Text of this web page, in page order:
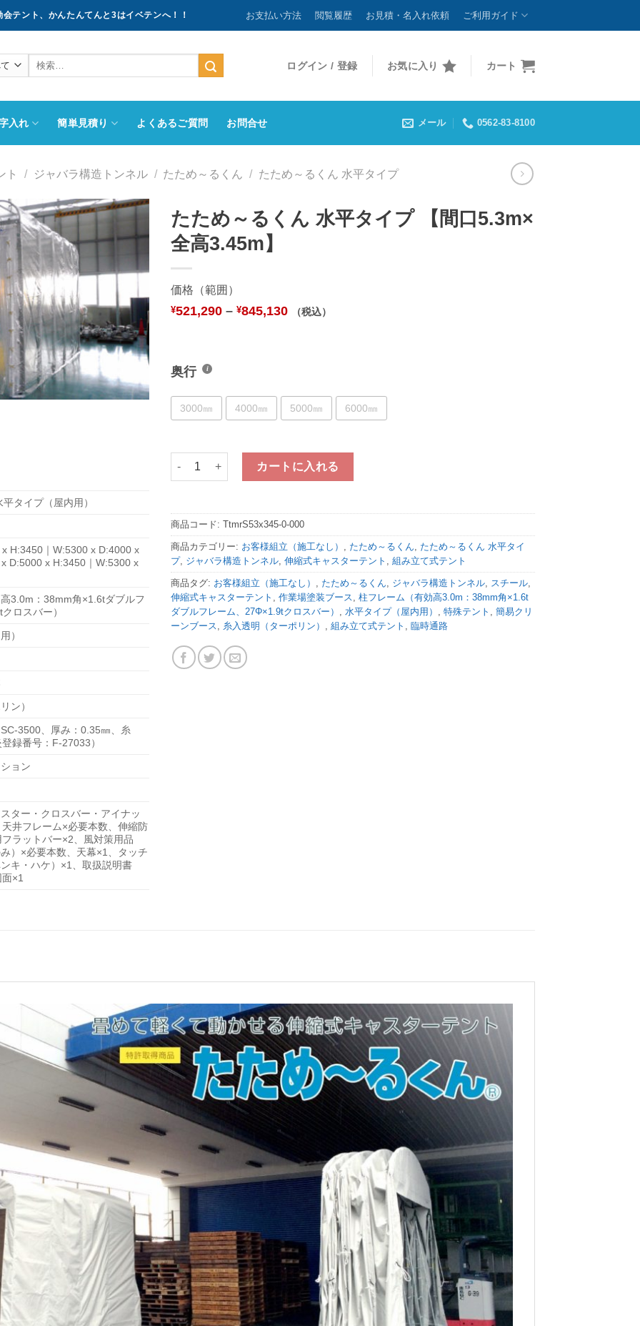
テント、かんたんてんと3はイベテンへ！！ お支払い方法 閲覧履歴 お見積・名入れ依頼 ご利用ガイド
果:
ログイン / 登録 お気に入り カート
入れ 簡単見積り よくあるご質問 お問合せ メール 0562-83-8100
ト / ジャバラ構造トンネル / たため～るくん / たため～るくん 水平タイプ
りに
タイプ（屋内用）
H:3450｜W:5300 x D:4000 x
D:5000 x H:3450｜W:5300 x
3.0m：38mm角×1.6tダブルフ
ロスバー）
）
ン）
3500、厚み：0.35㎜、糸
録番号：F-27033）
ョン
ター・クロスバー・アイナッ
井フレーム×必要本数、伸縮防
ラットバー×2、風対策用品
）×必要本数、天幕×1、タッチ
キ・ハケ）×1、取扱説明書
×1
たため～るくん 水平タイプ 【間口5.3m×
全高3.45m】
価格（範囲）
¥521,290 – ¥845,130 （税込）
奥行
3000㎜ 4000㎜ 5000㎜ 6000㎜
たため～るくん 水平タイプ 【間口5.3m×全高3.45m】 個
カートに入れる
商品コード: TtmrS53x345-0-000
商品カテゴリー: お客様組立（施工なし） たため～るくん
たため～るくん 水平タイ
プ, ジャバラ構造トンネル 伸縮式キャスターテント 組み立て式テント
商品タグ: お客様組立（施工なし） たため～るくん ジャバラ構造トンネル スチール
伸縮式キャスターテント
作業場塗装ブース
柱フレーム（有効高3.0m：38mm角×1.6t
ダブルフレーム、27Φ×1.9tクロスバー）
水平タイプ（屋内用） 特殊テント
簡易クリ
ーンブース
糸入透明（ターポリン） 組み立て式テント 臨時通路